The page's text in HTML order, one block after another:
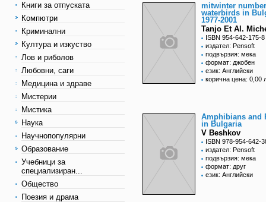
Книги за отпуската
Компютри
Криминални
Култура и изкуство
Лов и риболов
Любовни, саги
Медицина и здраве
Мистерии
Мистика
Наука
Научнопопулярни
Образование
Учебници за
специализиран...
Общество
Поезия и драма
mitwinter
waterbirds in
1977-2001
Tanjo Et Al.
ISBN 954-642-175-8
издател: Pensoft
подвързия: мека
формат: джобен
език: Английски
корична цена: 0,00
Amphibians and
in Bulgaria
V Beshkov
ISBN 978-954-642-
издател: Pensoft
подвързия: мека
формат: друг
език: Английски